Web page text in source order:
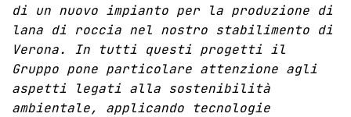
di un nuovo impianto per la produzione di
lana di roccia nel nostro stabilimento di
Verona. In tutti questi progetti il
Gruppo pone particolare attenzione agli
aspetti legati alla sostenibilità
ambientale, applicando tecnologie